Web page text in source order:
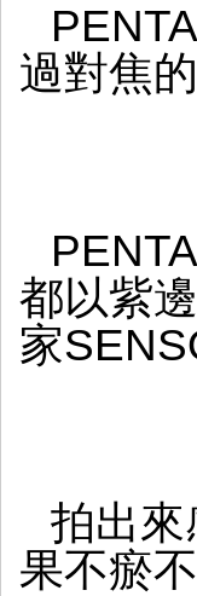
過對焦
都以紫
家
拍出
果不瘀